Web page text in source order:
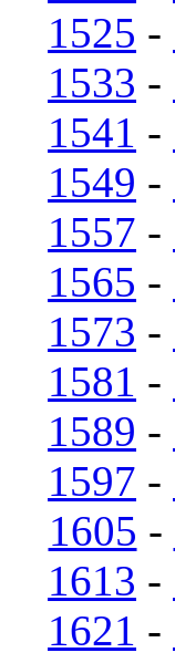
1525 -
1533 -
1541 -
1549 -
1557 -
1565 -
1573 -
1581 -
1589 -
1597 -
1605 -
1613 -
1621 -